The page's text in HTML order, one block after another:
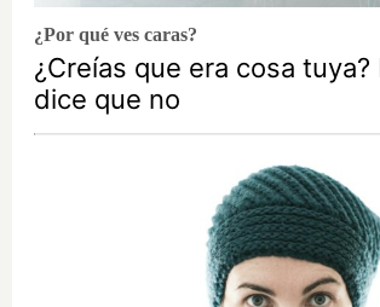
¿Por qué ves caras?
¿Creías que era cosa tuya?
dice que no